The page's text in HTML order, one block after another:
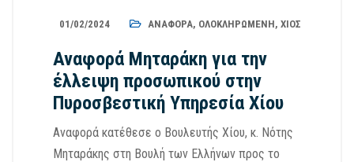
01/02/2024 ΑΝΑΦΟΡΆ, ΟΛΟΚΛΗΡΩΜΈΝΗ, ΧΊΟΣ
Αναφορά Μηταράκη για την
έλλειψη προσωπικού στην
Πυροσβεστική Υπηρεσία Χίου
Αναφορά κατέθεσε ο Βουλευτής Χίου, κ. Νότης
Μηταράκης στη Βουλή των Ελλήνων προς το